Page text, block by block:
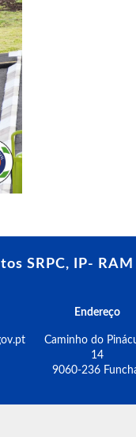
SRPC, IP- RAM
Endereço
Caminho do
14
9060-236